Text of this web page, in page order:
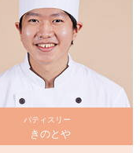
パティスリー
きのとや